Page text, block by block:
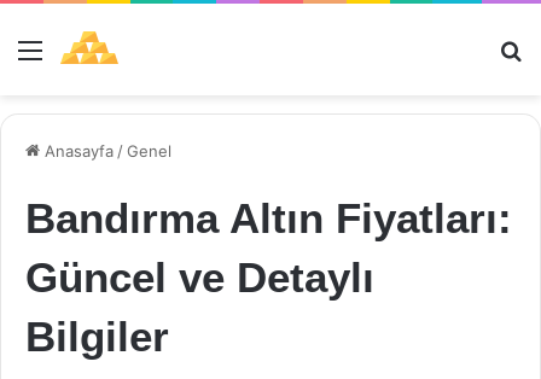
Menü
Anasayfa /Genel
Bandırma Altın Fiyatları:
Güncel ve Detaylı
Bilgiler